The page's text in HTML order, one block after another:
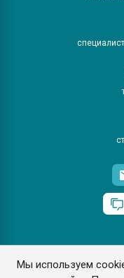
Мы используем